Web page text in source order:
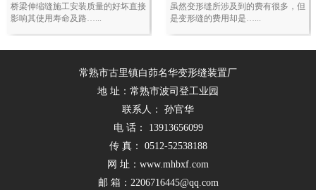
桥梁伸缩缝施工安装质量的好坏直接
影响其使用寿命及路…...
虽然变形缝所涉及到的费有很多，但
是变形缝的费用却是…...
常熟市古里镇白茆名华变形缝装置厂
地 址：常熟市波司登工业园
联系人： 孙官华
电 话： 13913656099
传 真： 0512-52538188
网 址：www.mhbxf.com
邮 箱：2206716445@qq.com